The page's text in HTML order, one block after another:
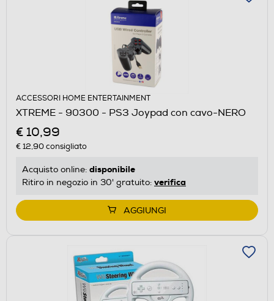
ACCESSORI HOME ENTERTAINMENT
XTREME - 90300 - PS3 Joypad con cavo-NERO
€ 10,99
€ 12,90consigliato
Acquisto online: disponibile
Ritiro in negozio in 30' gratuito: verifica
AGGIUNGI